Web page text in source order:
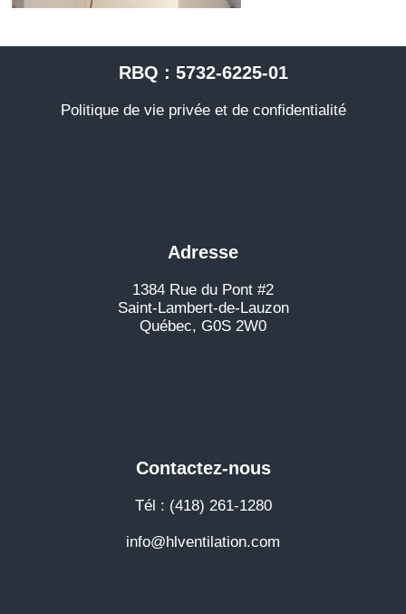
RBQ : 5732-6225-01
Politique de vie privée et de confidentialité
Adresse
1384 Rue du Pont #2
Saint-Lambert-de-Lauzon
Québec, G0S 2W0
Contactez-nous
Tél : (418) 261-1280
info@hlventilation.com